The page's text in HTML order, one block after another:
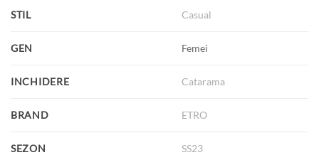
STIL Casual
GEN Femei
INCHIDERE Catarama
BRAND ETRO
SEZON SS23